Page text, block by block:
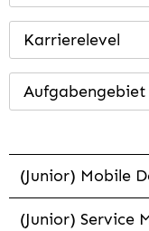
Karrierelevel
Aufgabengebiet
(Junior) Mobile
(Junior) Service